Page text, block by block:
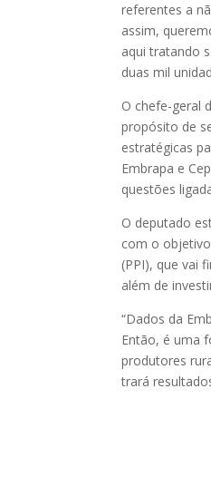
referentes a
assim,
aqui tratando
duas mil
O chefe-geral
propósito de
estratégicas
Embrapa e
questões
O deputado
com o
(PPI), que vai
além de
“Dados da
Então, é uma
produtores
trará